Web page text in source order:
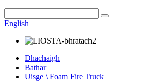
English
Dhachaigh
Bathar
Uisge \ Foam Fire Truck